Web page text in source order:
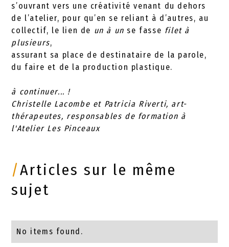
s’ouvrant vers une créativité venant du dehors
de l’atelier, pour qu’en se reliant à d’autres, au
collectif, le lien de un à un se fasse filet à
plusieurs,
assurant sa place de destinataire de la parole,
du faire et de la production plastique.
à continuer... !
Christelle Lacombe et Patricia Riverti, art-
thérapeutes, responsables de formation à
l'Atelier Les Pinceaux
/Articles sur le même
sujet
No items found.